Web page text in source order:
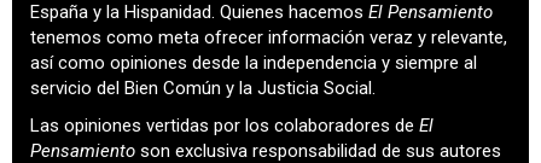
España y la Hispanidad. Quienes hacemos El Pensamiento
tenemos como meta ofrecer información veraz y relevante,
así como opiniones desde la independencia y siempre al
servicio del Bien Común y la Justicia Social.
Las opiniones vertidas por los colaboradores de El
Pensamiento son exclusiva responsabilidad de sus autores